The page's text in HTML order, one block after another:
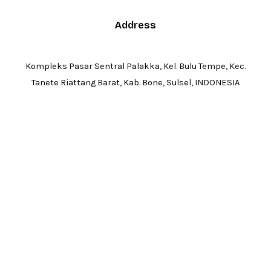
Address
Kompleks Pasar Sentral Palakka, Kel. Bulu Tempe, Kec.
Tanete Riattang Barat, Kab. Bone, Sulsel, INDONESIA